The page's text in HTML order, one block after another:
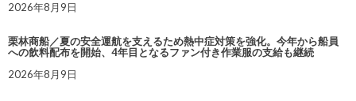
2026年8月9日
栗林商船／夏の安全運航を支えるため熱中症対策を強化。今年から船員
への飲料配布を開始、4年目となるファン付き作業服の支給も継続
2026年8月9日